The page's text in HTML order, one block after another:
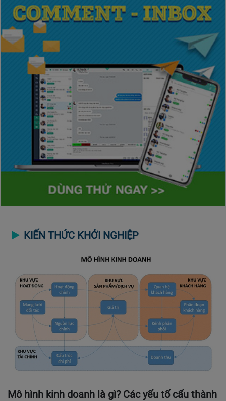
KIẾN THỨC KHỞI NGHIỆP
Mô hình kinh doanh là gì? Các yếu tố cấu thành